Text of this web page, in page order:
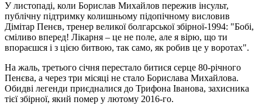
У листопаді, коли Борислав Михайлов пережив інсульт,
публічну підтримку колишньому підопічному висловив
Дімітар Пенєв, тренер великої болгарської збірної-1994: "Бобі,
сміливо вперед! Лікарня – це не поле, але я вірю, що ти
впораєшся і з цією битвою, так само, як робив це у воротах".
На жаль, третього січня перестало битися серце 80-річного
Пенєва, а через три місяці не стало Борислава Михайлова.
Обидві легенди приєдналися до Трифона Іванова, захисника
тієї збірної, який помер у лютому 2016-го.